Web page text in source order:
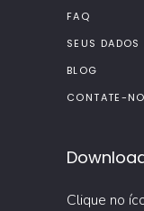
FAQ
SEUS DADOS
BLOG
CONTATE-
Clique no